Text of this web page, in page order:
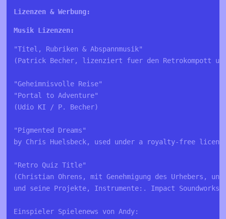
Lizenzen & Werbung:
Musik Lizenzen:
"Titel, Rubriken & Abspannmusik"
(Patrick Becher, lizenziert fuer den Retrokompott
"Geheimnisvolle Reise"
"Portal to Adventure"
(Udio KI / P. Becher)
"Pigmented Dreams"
by Chris Huelsbeck, used under a royalty-free
"Retro Quiz Title"
(Christian Ohrens, mit Genehmigung des Urhebers,
und seine Projekte, Instrumente:. Impact Soundworks
Einspieler Spielenews von Andy: